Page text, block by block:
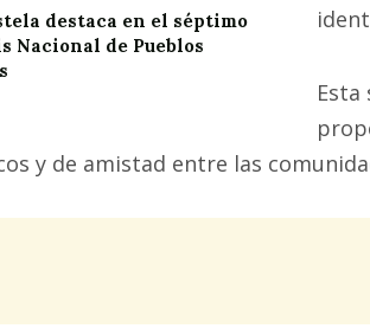
destaca en el séptimo
Nacional de Pueblos
y de amistad entre las